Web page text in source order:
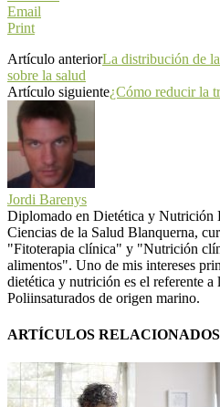
Email
Print
Artículo anteriorLa distribución de
sobre la salud
Artículo siguiente¿Cómo reducir la
Jordi Barenys
Diplomado en Dietética y Nutrición
Ciencias de la Salud Blanquerna,
"Fitoterapia clínica" y "Nutrición
alimentos". Uno de mis intereses
dietética y nutrición es el referente a
Poliinsaturados de origen marino.
ARTÍCULOS RELACIONADOS